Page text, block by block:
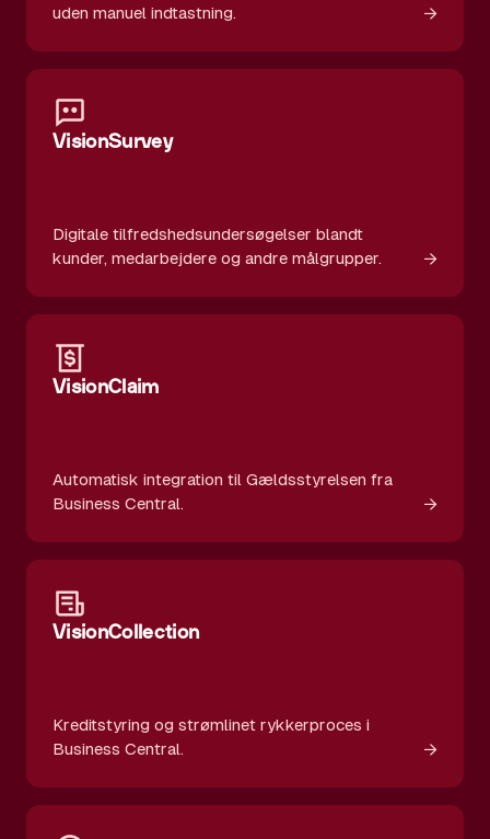
uden manuel indtastning.
→
VisionSurvey
Digitale tilfredshedsundersøgelser blandt
kunder, medarbejdere og andre målgrupper.
→
VisionClaim
Automatisk integration til Gældsstyrelsen fra
Business Central.
→
VisionCollection
Kreditstyring og strømlinet rykkerproces i
Business Central.
→